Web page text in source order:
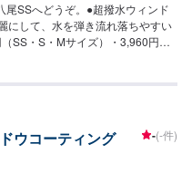
尾SSへどうぞ。●超撥水ウィンド
にして、水を弾き流れ落ちやすい
SS・S・Mサイズ）・3,960円
り去ります。価格は来店時にお問
ウコーティング -(-件)